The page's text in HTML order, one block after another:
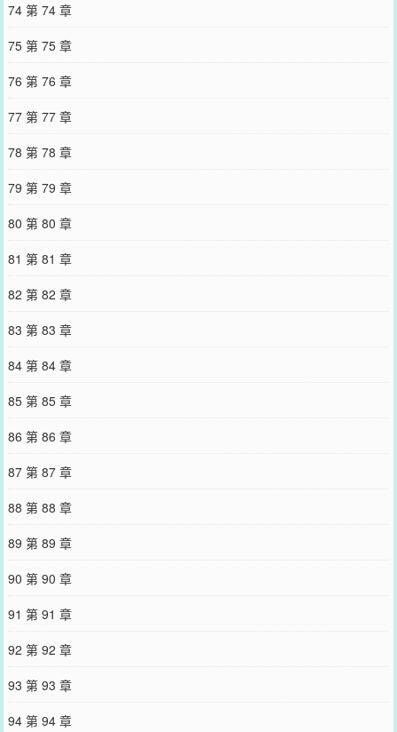
74 第 74 章
75 第 75 章
76 第 76 章
77 第 77 章
78 第 78 章
79 第 79 章
80 第 80 章
81 第 81 章
82 第 82 章
83 第 83 章
84 第 84 章
85 第 85 章
86 第 86 章
87 第 87 章
88 第 88 章
89 第 89 章
90 第 90 章
91 第 91 章
92 第 92 章
93 第 93 章
94 第 94 章